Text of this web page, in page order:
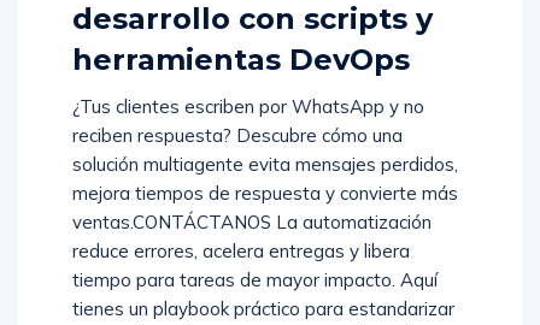
desarrollo con scripts y
herramientas DevOps
¿Tus clientes escriben por WhatsApp y no
reciben respuesta? Descubre cómo una
solución multiagente evita mensajes perdidos,
mejora tiempos de respuesta y convierte más
ventas.CONTÁCTANOS La automatización
reduce errores, acelera entregas y libera
tiempo para tareas de mayor impacto. Aquí
tienes un playbook práctico para estandarizar